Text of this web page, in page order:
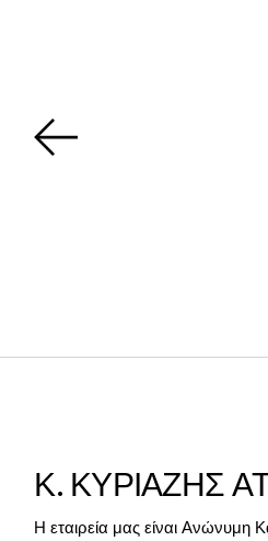
Κ. ΚΥΡΙΑΖΗΣ
Η εταιρεία μας είναι Ανώνυμη